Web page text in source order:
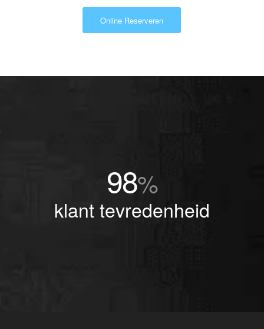
Online Reserveren
98%
klant tevredenheid